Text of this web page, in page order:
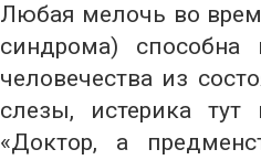
Любая мелочь во
синдрома)
человечества из
слезы, истерика тут
«Доктор, а